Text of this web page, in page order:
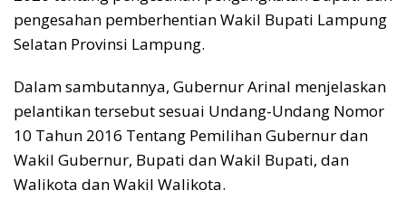
pengesahan pemberhentian Wakil Bupati Lampung
Selatan Provinsi Lampung.
Dalam sambutannya, Gubernur Arinal menjelaskan
pelantikan tersebut sesuai Undang-Undang Nomor
10 Tahun 2016 Tentang Pemilihan Gubernur dan
Wakil Gubernur, Bupati dan Wakil Bupati, dan
Walikota dan Wakil Walikota.